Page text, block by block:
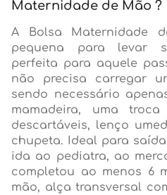
Maternidade de Mão ?
A Bolsa Maternidade
pequena para levar
perfeita para aquele
não precisa carregar
sendo necessário
mamadeira, uma
descartáveis, lenço
chupeta. Ideal para
ida ao pediatra, ao
completou ao menos 6
mão, alça transversal